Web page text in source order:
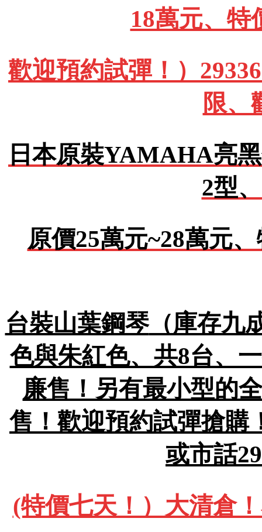
18萬元、特
歡迎預約試彈！）
限、
日本原裝YAMAHA亮
2型
原價25萬元~28萬元
台裝山葉鋼琴（庫存九
色與朱紅色、共8台、
廉售！另有最小型的
售！歡迎預約試彈搶購
或市話
(特價七天！）大清倉